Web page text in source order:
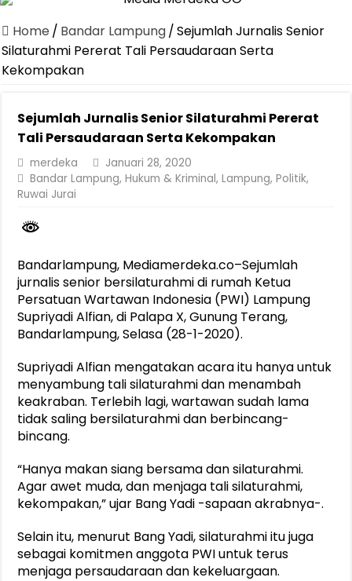
Canangkan Desa TAPIS dan Luncurkan Sekolah Lansia di
Pemprov Lampung Berhasil Kendalikan Inflasi, Jadi Provinsi
Pemprov Lampung Perkuat Pembangunan Rumah Layak Huni
Pastikan Pelayanan Maksimal, Direksi Jasa Raharja Tinjau Korban
Jasa Raharja Jamin Seluruh Korban Kebakaran KM Mutiara
Purnama Wulan Sari Mirza Buka SiSeSa Roadshow Lampung
Home / Bandar Lampung/Sejumlah Jurnalis Senior
Silaturahmi Pererat Tali Persaudaraan Serta
Kekompakan
Sejumlah Jurnalis Senior Silaturahmi Pererat
Tali Persaudaraan Serta Kekompakan
merdeka
Januari 28, 2020
Bandar Lampung,Hukum & Kriminal,Lampung,Politik,
Ruwai Jurai
Bandarlampung, Mediamerdeka.co–Sejumlah
jurnalis senior bersilaturahmi di rumah Ketua
Persatuan Wartawan Indonesia (PWI) Lampung
Supriyadi Alfian, di Palapa X, Gunung Terang,
Bandarlampung, Selasa (28-1-2020).
Supriyadi Alfian mengatakan acara itu hanya untuk
menyambung tali silaturahmi dan menambah
keakraban. Terlebih lagi, wartawan sudah lama
tidak saling bersilaturahmi dan berbincang-
bincang.
“Hanya makan siang bersama dan silaturahmi.
Agar awet muda, dan menjaga tali silaturahmi,
kekompakan,” ujar Bang Yadi -sapaan akrabnya-.
Selain itu, menurut Bang Yadi, silaturahmi itu juga
sebagai komitmen anggota PWI untuk terus
menjaga persaudaraan dan kekeluargaan.